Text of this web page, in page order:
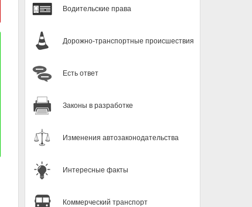
Водительские права
Дорожно-транспортные происшествия
Есть ответ
Законы в разработке
Изменения автозаконодательства
Интересные факты
Коммерческий транспорт